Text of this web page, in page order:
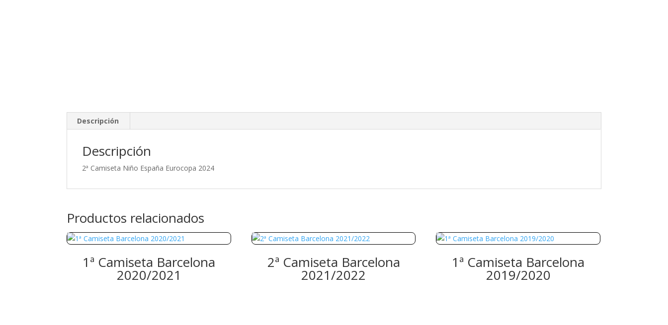
Descripción
Descripción
2ª Camiseta Niño España Eurocopa 2024
Productos relacionados
1ª Camiseta Barcelona
2020/2021
2ª Camiseta Barcelona
2021/2022
1ª Camiseta Barcelona
2019/2020